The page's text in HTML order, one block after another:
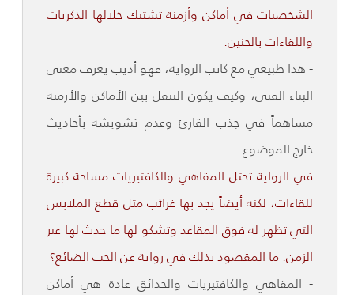
الشخصيات في أماكن وأزمنة تشتبك خلالها الذكريات
واللقاءات بالحنين.
- هذا طبيعي مع كاتب الرواية، فهو أديب يعرف معنى
البناء الفني، وكيف يكون التنقل بين الأماكن والأزمنة
مساهماً في جذب القارئ وعدم تشويشه بأحاديث
خارج الموضوع.
في الرواية تحتل المقاهي والكافتيريات مساحة كبيرة
للقاءات، لكنه أيضاً يجد بها غرائب مثل قطع الملابس
التي تظهر له فوق المقاعد وتشكو لها ما حدث لها عبر
الزمن. ما المقصود بذلك في رواية عن الحب الضائع؟
- المقاهي والكافتيريات والحدائق عادة هي أماكن